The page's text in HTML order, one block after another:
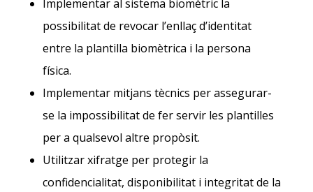
Implementar al sistema biomètric la
possibilitat de revocar l’enllaç d’identitat
entre la plantilla biomètrica i la persona
física.
Implementar mitjans tècnics per assegurar-
se la impossibilitat de fer servir les plantilles
per a qualsevol altre propòsit.
Utilitzar xifratge per protegir la
confidencialitat, disponibilitat i integritat de la